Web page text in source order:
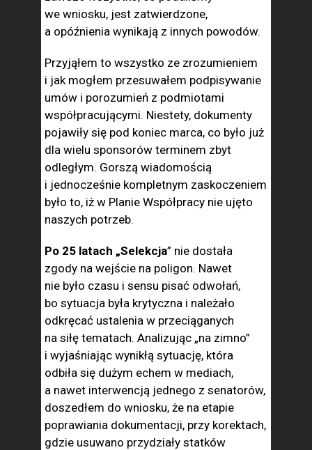
we wniosku, jest zatwierdzone,
a opóźnienia wynikają z innych powodów.
Przyjąłem to wszystko ze zrozumieniem
i jak mogłem przesuwałem podpisywanie
umów i porozumień z podmiotami
współpracującymi. Niestety, dokumenty
pojawiły się pod koniec marca, co było już
dla wielu sponsorów terminem zbyt
odległym. Gorszą wiadomością
i jednocześnie kompletnym zaskoczeniem
było to, iż w Planie Współpracy nie ujęto
naszych potrzeb.
Po 25 latach „Selekcja” nie dostała
zgody na wejście na poligon. Nawet
nie było czasu i sensu pisać odwołań,
bo sytuacja była krytyczna i należało
odkręcać ustalenia w przeciąganych
na siłę tematach. Analizując „na zimno”
i wyjaśniając wynikłą sytuację, która
odbiła się dużym echem w mediach,
a nawet interwencją jednego z senatorów,
doszedłem do wniosku, że na etapie
poprawiania dokumentacji, przy korektach,
gdzie usuwano przydziały statków